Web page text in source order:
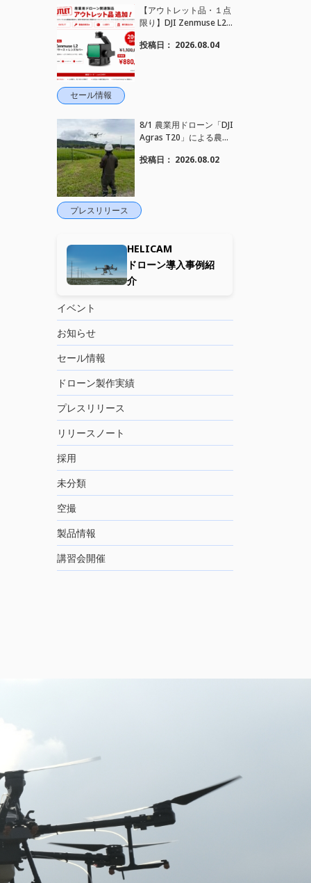
セール情報
【アウトレット品・１点
限り】DJI Zenmuse L2
た。｜HELICAM STORE
投稿日： 2026.08.04
プレスリリース
8/1 農業用ドローン「DJI
Agras T20」による農薬
実施しました
投稿日： 2026.08.02
HELICAM
ドローン導入事例紹
介
イベント
お知らせ
セール情報
ドローン製作実績
プレスリリース
リリースノート
採用
未分類
空撮
製品情報
講習会開催